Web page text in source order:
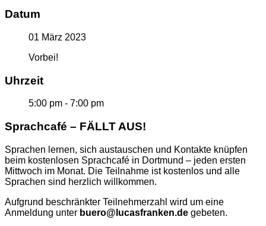
Datum
01 März 2023
Vorbei!
Uhrzeit
5:00 pm - 7:00 pm
Sprachcafé – FÄLLT AUS!
Sprachen lernen, sich austauschen und Kontakte knüpfen
beim kostenlosen Sprachcafé in Dortmund – jeden ersten
Mittwoch im Monat. Die Teilnahme ist kostenlos und alle
Sprachen sind herzlich willkommen.
Aufgrund beschränkter Teilnehmerzahl wird um eine
Anmeldung unter buero@lucasfranken.de gebeten.